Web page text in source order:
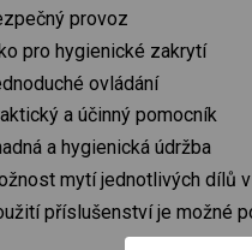
provoz
pro hygienické zakrytí
ovládání
a účinný pomocník
a hygienická údržba
mytí jednotlivých dílů
příslušenství je možné